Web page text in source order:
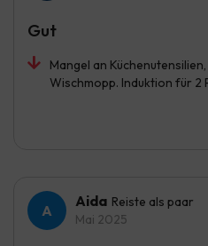
Mangel an
Wischmopp. Induktion für 2
Gut
Aida Reiste als paar
Mai 2025